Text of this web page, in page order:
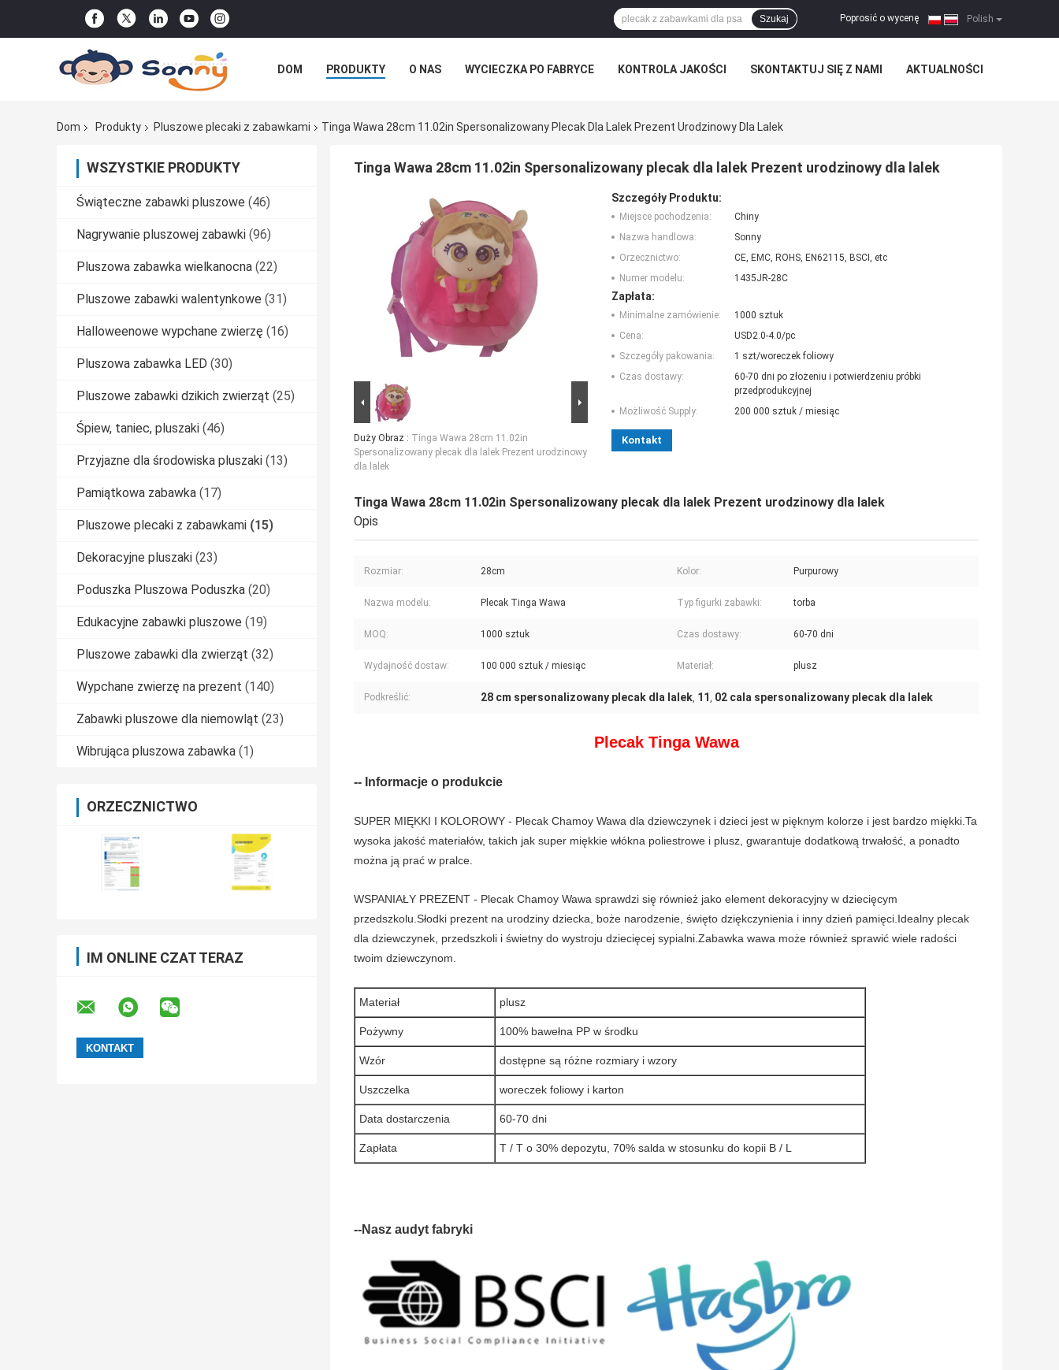
Polish
Poprosić o wycenę |
Szukaj
DOM PRODUKTY O NAS WYCIECZKA PO FABRYCE KONTROLA JAKOŚCI SKONTAKTUJ SIĘ Z NAMI AKTUALNOŚCI
Dom
Produkty Pluszowe plecaki z zabawkami Tinga Wawa 28cm 11.02in Spersonalizowany Plecak Dla Lalek Prezent Urodzinowy Dla Lalek
WSZYSTKIE PRODUKTY
Świąteczne zabawki pluszowe (46)
Nagrywanie pluszowej zabawki (96)
Pluszowa zabawka wielkanocna (22)
Pluszowe zabawki walentynkowe (31)
Halloweenowe wypchane zwierzę (16)
Pluszowa zabawka LED (30)
Pluszowe zabawki dzikich zwierząt (25)
Śpiew, taniec, pluszaki (46)
Przyjazne dla środowiska pluszaki (13)
Pamiątkowa zabawka (17)
Pluszowe plecaki z zabawkami (15)
Dekoracyjne pluszaki (23)
Poduszka Pluszowa Poduszka (20)
Edukacyjne zabawki pluszowe (19)
Pluszowe zabawki dla zwierząt (32)
Wypchane zwierzę na prezent (140)
Zabawki pluszowe dla niemowląt (23)
Wibrująca pluszowa zabawka (1)
ORZECZNICTWO
IM ONLINE CZAT TERAZ
Tinga Wawa 28cm 11.02in Spersonalizowany plecak dla lalek Prezent urodzinowy dla lalek
Duży Obraz : Tinga Wawa 28cm 11.02in
Spersonalizowany plecak dla lalek Prezent urodzinowy
dla lalek
Szczegóły Produktu:
Miejsce pochodzenia:
Chiny
Nazwa handlowa:
Sonny
Orzecznictwo:
CE, EMC, ROHS, EN62115, BSCI, etc
Numer modelu:
1435JR-28C
Zapłata:
Minimalne zamówienie:
1000 sztuk
Cena:
USD2.0-4.0/pc
Szczegóły pakowania:
1 szt/woreczek foliowy
Czas dostawy:
60-70 dni po złożeniu i potwierdzeniu próbki
przedprodukcyjnej
Możliwość Supply:
200 000 sztuk / miesiąc
Kontakt
Tinga Wawa 28cm 11.02in Spersonalizowany plecak dla lalek Prezent urodzinowy dla lalek
Opis
Rozmiar: 28cm Kolor: Purpurowy
Nazwa modelu: Plecak Tinga Wawa Typ figurki zabawki: torba
MOQ: 1000 sztuk Czas dostawy: 60-70 dni
Wydajność dostaw: 100 000 sztuk / miesiąc Materiał: plusz
Podkreślić: 28 cm spersonalizowany plecak dla lalek, 11 , 02 cala spersonalizowany plecak dla lalek
Plecak Tinga Wawa
-- Informacje o produkcie
SUPER MIĘKKI I KOLOROWY - Plecak Chamoy Wawa dla dziewczynek i dzieci jest w pięknym kolorze i jest bardzo miękki.Ta
wysoka jakość materiałów, takich jak super miękkie włókna poliestrowe i plusz, gwarantuje dodatkową trwałość, a ponadto
można ją prać w pralce.
WSPANIAŁY PREZENT - Plecak Chamoy Wawa sprawdzi się również jako element dekoracyjny w dziecięcym
przedszkolu.Słodki prezent na urodziny dziecka, boże narodzenie, święto dziękczynienia i inny dzień pamięci.Idealny plecak
dla dziewczynek, przedszkoli i świetny do wystroju dziecięcej sypialni.Zabawka wawa może również sprawić wiele radości
twoim dziewczynom.
Materiał plusz
Pożywny 100% bawełna PP w środku
Wzór dostępne są różne rozmiary i wzory
Uszczelka woreczek foliowy i karton
Data dostarczenia 60-70 dni
Zapłata T / T o 30% depozytu, 70% salda w stosunku do kopii B / L
--Nasz audyt fabryki